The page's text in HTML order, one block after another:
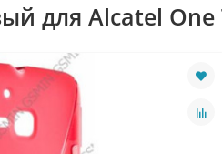
для Alcatel One